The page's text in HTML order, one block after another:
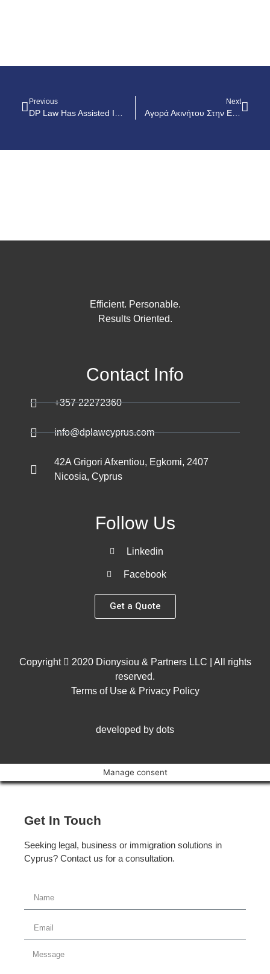
Previous Next
Αγορά Ακινήτου Στην Ελλάδα: Τί Να Προσέξετε Για Να Πετύχετε Μια Αποδοτική Επένδυση
Efficient. Personable.
Results Oriented.
Contact Info
+357 22272360
info@dplawcyprus.com
42A Grigori Afxentiou, Egkomi, 2407
Nicosia, Cyprus
Follow Us
Linkedin
Facebook
Get a Quote
Copyright
2020 Dionysiou & Partners LLC | All rights
reserved.
Terms of Use & Privacy Policy
developed by dots
Manage consent
Get In Touch
Seeking legal, business or immigration solutions in
Cyprus? Contact us for a consultation.